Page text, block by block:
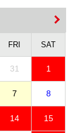
FRI SAT
31 1
7 8
14 15